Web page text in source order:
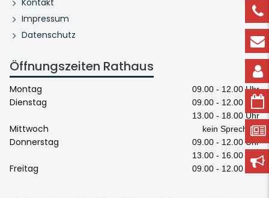
Kontakt
Impressum
Datenschutz
Öffnungszeiten Rathaus
Montag 09.00 - 12.00 Uhr
Dienstag
09.00 - 12.00 Uhr
13.00 - 18.00 Uhr
Mittwoch kein Sprechtag
Donnerstag
09.00 - 12.00 Uhr
13.00 - 16.00 Uhr
Freitag 09.00 - 12.00 Uhr